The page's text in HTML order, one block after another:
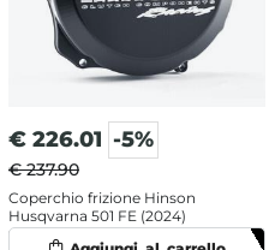
€ 226.01 -5%
€ 237.90
Coperchio frizione Hinson
Husqvarna 501 FE (2024)